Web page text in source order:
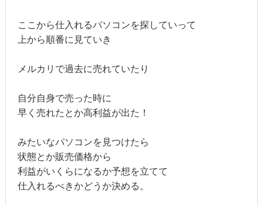
ここから仕入れるパソコンを探していって
上から順番に見ていき
メルカリで過去に売れていたり
自分自身で売った時に
早く売れたとか高利益が出た！
みたいなパソコンを見つけたら
状態とか販売価格から
利益がいくらになるか予想を立てて
仕入れるべきかどうか決める。